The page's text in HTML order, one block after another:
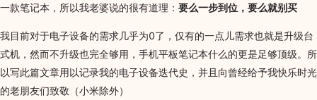
一款笔记本，所以我老婆说的很有道理： 要么一步到位，要么就别买
我目前对于电子设备的需求几乎为0了，仅有的一点儿需求也就是升级台
式机，然而不升级也完全够用，手机平板笔记本什么的更是足够顶级。所
以写此篇文章用以记录我的电子设备迭代史，并且向曾经给予我快乐时光
的老朋友们致敬（小米除外）